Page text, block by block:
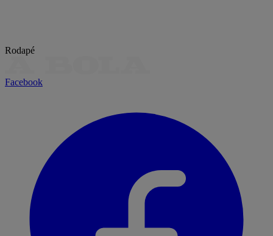
Rodapé
Facebook